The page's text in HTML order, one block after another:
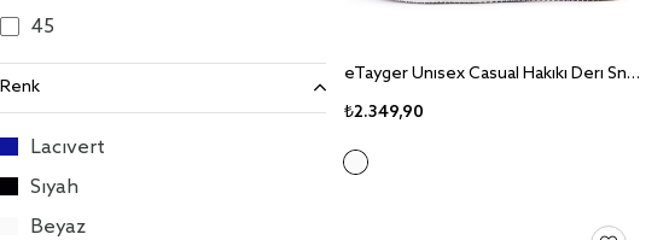
45
Renk
Lacivert
Siyah
Beyaz
eTayger Unisex Casual Hakiki Deri Sneaker Ayakkabı E-3226
₺2.349,90